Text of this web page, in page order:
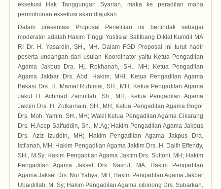
eksekusi Hak Tanggungan Syariah, maka ke peradilan mana
permohonan eksekusi akan diajukan.
Dalam presentasi Proposal Penelitian ini bertindak sebagai
moderator adalah Hakim Tinggi Yustisial Balitbang Diklat Kumdil MA
RI Dr. H. Yasardin, SH., MH. Dalam FGD Proposal ini turut hadir
peserta undangan dari usulan Koordinator yaitu Ketua Pengadilan
Agama Jakpus Dra. Hj. Rokhanah, SH., MH; Ketua Pengadilan
Agama Jakbar Drs. Abd. Hakim, MHI; Ketua Pengadilan Agama
Bekasi Drs. H. Mamat Ruhimat, SH., MH; Ketua Pengadilan Agama
Jakut H. Achmad Zainullah, Sh., MH; Ketua Pengadilan Agama
Jaktim Drs. H. Zulkarnain, SH., MH; Ketua Pengadilan Agama Bogor
Drs. Moh. Yamin, SH., MH; Wakil Ketua Pengadilan Agama Cikarang
Drs. H.Acep Saifuddin, Sh., M.Ag; Hakim Pengadilan Agama Jakpus
Drs. Aziz Izuddin, MH; Hakim Pengadilan Agama Jakpus Dra.
Isti'anah, MH; Hakim Pengadilan Agama Jaktim Drs. H. Dalih Effendy,
SH., M.Sy; Hakim Pengadilan Agama Jaktim Drs. Sultoni, MH; Hakim
Pengadilan Agama Jaksel Drs. Nasrul, MA; Hakim Pengadilan
Agama Jaksel Drs. Nur Yahya, MH; Hakim Pengadilan Agama Jakbar
Ubaidillah, M. Sy; Hakim Pengadilan Agama cibinong Drs. Subarkah,